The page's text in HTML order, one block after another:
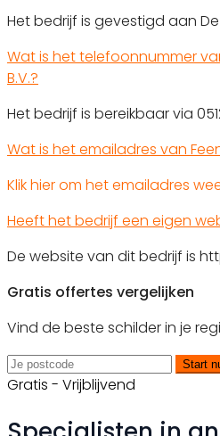
Het bedrijf is gevestigd aan De
Wat is het telefoonnummer
B.V.?
Het bedrijf is bereikbaar via
Wat is het emailadres van
Klik hier om het emailadres
Heeft het bedrijf een eigen
De website van dit bedrijf is
Gratis offertes vergelijken
Vind de beste schilder in je
Start
Gratis - Vrijblijvend